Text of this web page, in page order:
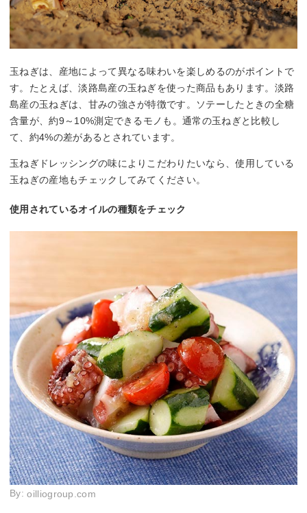
玉ねぎは、産地によって異なる味わいを楽しめるのがポイントで
す。たとえば、淡路島産の玉ねぎを使った商品もあります。淡路
島産の玉ねぎは、甘みの強さが特徴です。ソテーしたときの全糖
含量が、約9～10%測定できるモノも。通常の玉ねぎと比較し
て、約4%の差があるとされています。
玉ねぎドレッシングの味によりこだわりたいなら、使用している
玉ねぎの産地もチェックしてみてください。
使用されているオイルの種類をチェック
By:oilliogroup.com